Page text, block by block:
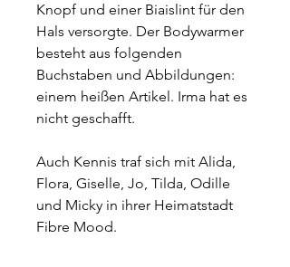
Knopf und einer Biaislint für den
Hals versorgte. Der Bodywarmer
besteht aus folgenden
Buchstaben und Abbildungen:
einem heißen Artikel. Irma hat es
nicht geschafft.
Auch Kennis traf sich mit Alida,
Flora, Giselle, Jo, Tilda, Odille
und Micky in ihrer Heimatstadt
Fibre Mood.